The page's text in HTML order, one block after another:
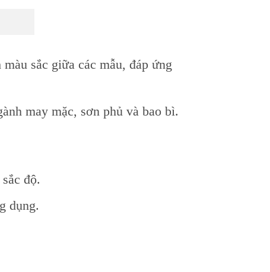
sắc giữa các mẫu, đáp ứng
may mặc, sơn phủ và bao bì.
độ.
dụng.